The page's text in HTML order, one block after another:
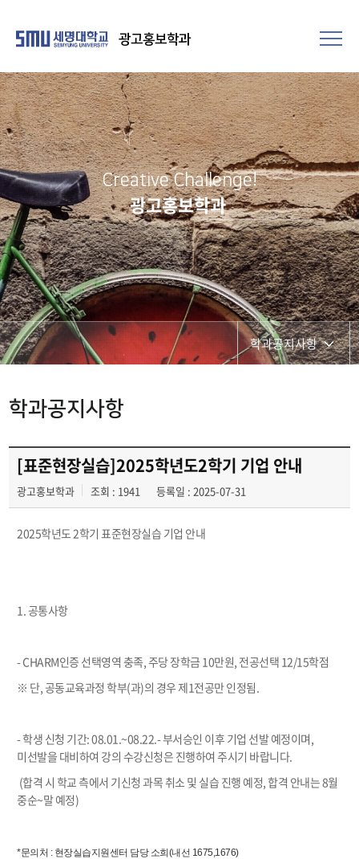
광고홍보학과
Creative Challenge!
광고홍보학과
학과공지사항
학생회
학과공지사항
[표준현장실습]2025학년도2학기 기업 안내
광고홍보학과 조회 : 1941 등록일 : 2025-07-31
2025학년도 2학기 표준현장실습 기업 안내
1. 공통사항
- CHARM인증 선택영역 충족, 주당 장학금 10만원, 전공선택 12/15학점
※ 단, 공동교육과정 학부(과)의 경우 제1전공만 인정됨.
- 학생 신청 기간: 08.01.~08.22.- 부서승인 이후 기업 선발 예정이며,
미선발을 대비하여 강의 수강신청은 진행하여 주시기 바랍니다.
(합격 시 학교 측에서 기신청 과목 취소 및 실습 진행 예정, 합격 안내는 8월
중순~말 예정)
*문의처 : 현장실습지원센터 담당 소희(내선 1675,1676)